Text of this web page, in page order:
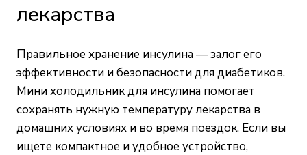
лекарства
Правильное хранение инсулина — залог его
эффективности и безопасности для диабетиков.
Мини холодильник для инсулина помогает
сохранять нужную температуру лекарства в
домашних условиях и во время поездок. Если вы
ищете компактное и удобное устройство,